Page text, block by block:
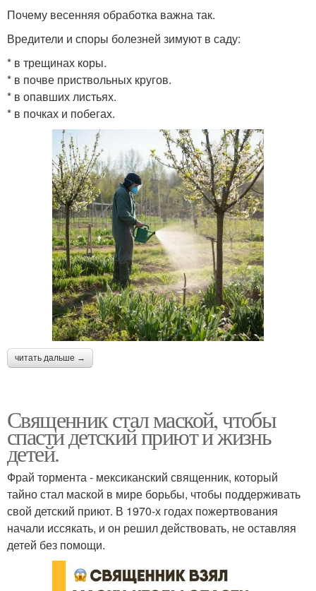
Почему весенняя обработка важна так.
Вредители и споры болезней зимуют в саду:
* в трещинах коры.
* в почве приствольных кругов.
* в опавших листьях.
* в почках и побегах.
читать дальше →
Священник стал маской, чтобы
спасти детский приют и жизнь
детей.
Фрай тормента - мексиканский священник, который
тайно стал маской в мире борьбы, чтобы поддерживать
свой детский приют. В 1970-х годах пожертвования
начали иссякать, и он решил действовать, не оставляя
детей без помощи.